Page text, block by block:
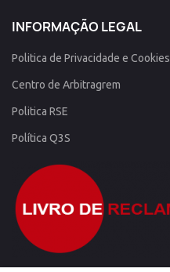
INFORMAÇÃO LEGAL
Politica de Privacidade e Cookies
Centro de Arbitragrem
Politica RSE
Política Q3S